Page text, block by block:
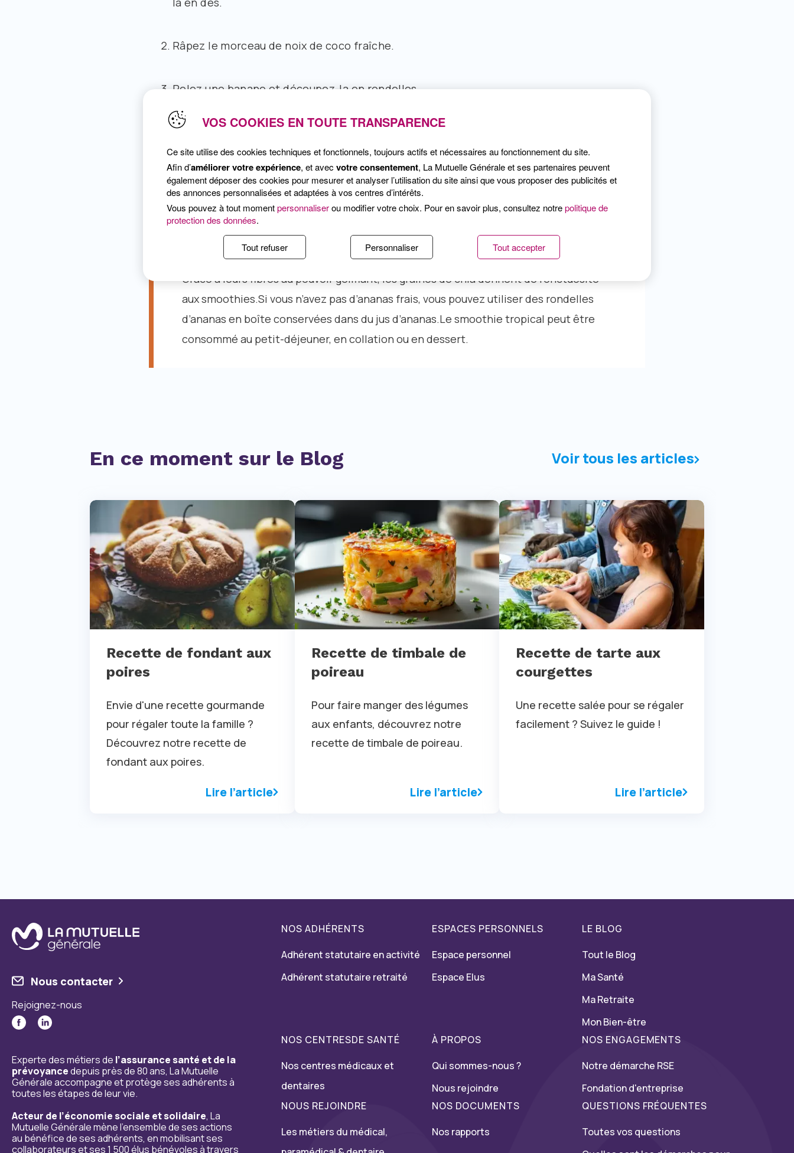
Râpez le morceau de noix de coco fraîche.
Pelez une banane et découpez-la en rondelles.
Dans le bol d’un mixer, réunissez l’ananas, la banane, le lait de coco et les graines de chia.
Mixez pour obtenir un smoothie de texture épaisse. Saupoudrez de la noix de coco râpée.
Dégustez aussitôt.
Grâce à leurs fibres au pouvoir gélifiant, les graines de chia donnent de l’onctuosité
aux smoothies.Si vous n’avez pas d’ananas frais, vous pouvez utiliser des rondelles
d’ananas en boîte conservées dans du jus d’ananas.Le smoothie tropical peut être
consommé au petit-déjeuner, en collation ou en dessert.
En ce moment sur le Blog Voir tous les articles
Recette de fondant aux
poires
Envie d'une recette gourmande
pour régaler toute la famille ?
Découvrez notre recette de
fondant aux poires.
Lire l’article
Recette de timbale de
poireau
Pour faire manger des légumes
aux enfants, découvrez notre
recette de timbale de poireau.
Lire l’article
Recette de tarte aux
courgettes
Une recette salée pour se régaler
facilement ? Suivez le guide !
Lire l’article
Nous contacter
Rejoignez-nous
Experte des métiers de l’assurance santé et de la
prévoyancedepuis près de 80 ans, La Mutuelle
Générale accompagne et protège ses adhérents à
toutes les étapes de leur vie.
Acteur de l’économie sociale et solidaire, La
Mutuelle Générale mène l’ensemble de ses actions
au bénéfice de ses adhérents, en mobilisant ses
collaborateurs et ses 1 500 élus bénévoles à travers
NOS ADHÉRENTS
Adhérent statutaire en activité
Adhérent statutaire retraité
ESPACES PERSONNELS
Espace personnel
Espace Elus
LE BLOG
Tout le Blog
Ma Santé
Ma Retraite
Mon Bien-être
NOS CENTRESDE SANTÉ
Nos centres médicaux et
dentaires
À PROPOS
Qui sommes-nous ?
Nous rejoindre
NOS ENGAGEMENTS
Notre démarche RSE
Fondation d'entreprise
NOUS REJOINDRE
Les métiers du médical,
NOS DOCUMENTS
Nos rapports
QUESTIONS FRÉQUENTES
Toutes vos questions
VOS COOKIES EN TOUTE TRANSPARENCE
Ce site utilise des cookies techniques et fonctionnels, toujours actifs et nécessaires au fonctionnement du site.
Afin d’améliorer votre expérience, et avec votre consentement, La Mutuelle Générale et ses partenaires peuvent
également déposer des cookies pour mesurer et analyser l’utilisation du site ainsi que vous proposer des publicités et
des annonces personnalisées et adaptées à vos centres d’intérêts.
Vous pouvez à tout momentpersonnaliserou modifier votre choix. Pour en savoir plus, consultez notrepolitique de
protection des données.
Tout accepter
Personnaliser
Tout refuser